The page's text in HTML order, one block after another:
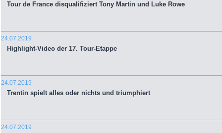
Tour de France disqualifiziert Tony Martin und Luke Rowe
24.07.2019
Highlight-Video der 17. Tour-Etappe
24.07.2019
Trentin spielt alles oder nichts und triumphiert
24.07.2019